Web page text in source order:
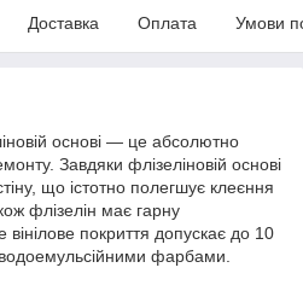
Доставка Оплата Умови
основі — це абсолютно
Завдяки флізеліновій основі
що істотно полегшує клеєння
флізелін має гарну
вінілове покриття допускає до 10
фарбами.